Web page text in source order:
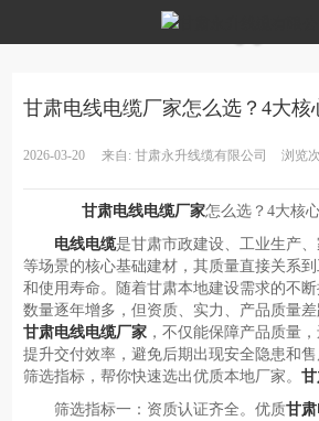
甘肃电线电缆厂家怎么选？4大核
2026-03-20 来自:甘肃永升线缆有限公司 浏览
甘肃电线电缆厂家怎么选？4大核
电线电缆是甘肃市政建设、工业生产
等场景的核心基础建材，其质量直接关系
和使用寿命。随着甘肃本地建设需求的不断
数量逐年增多，但资质、实力、产品质量
甘肃电线电缆厂家 ，不仅能保障产品质量
提升交付效率，避免后期出现安全隐患和
筛选指标，帮你快速选出优质本地厂家。
筛选指标一：资质认证齐全。优质甘